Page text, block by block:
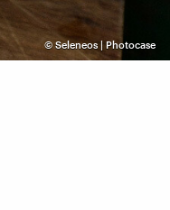
© Seleneos | Photocase